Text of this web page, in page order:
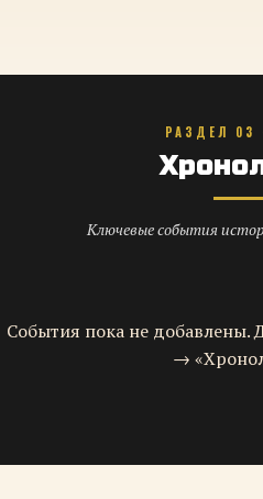
РАЗДЕЛ 03
Ключевые события
События пока не добавлены.
→